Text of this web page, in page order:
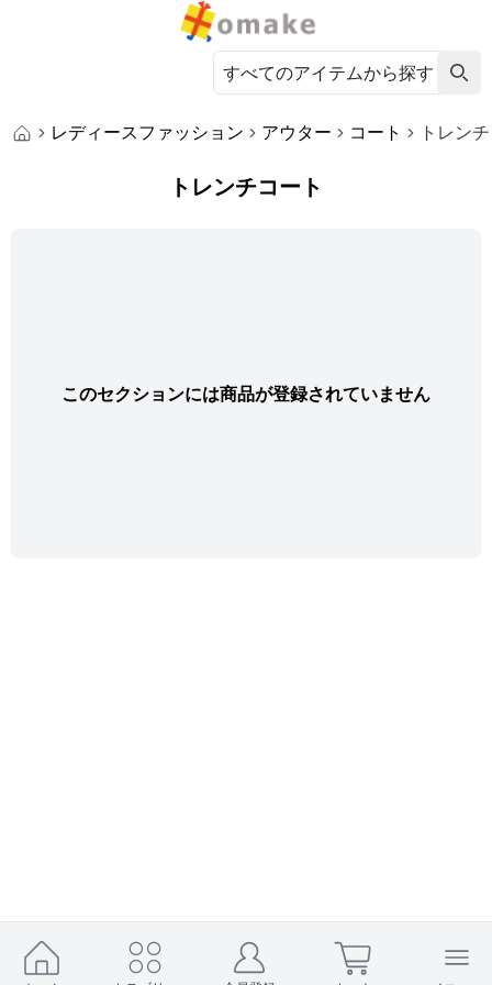
レディースファッション アウター コート トレン
トレンチコート
このセクションには商品が登録されていません